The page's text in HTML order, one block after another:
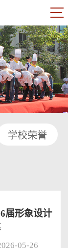
学校荣誉
届形象设计
05-26